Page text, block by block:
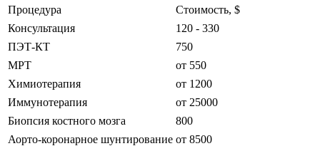
Процедура
Стоимость, $
Консультация
120 - 330
ПЭТ-КТ
750
МРТ
от 550
Химиотерапия
от 1200
Иммунотерапия
от 25000
Биопсия костного мозга
800
Аорто-коронарное шунтирование от 8500